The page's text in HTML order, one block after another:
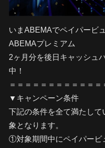
いまABEMAでペイパービ
ABEMAプレミアム
2ヶ月分を後日キャッシュ
中！
＝＝＝＝＝＝＝＝＝＝＝＝
▼キャンペーン条件
下記の条件を全て満たし
象となります。
①対象期間中にペイパービ